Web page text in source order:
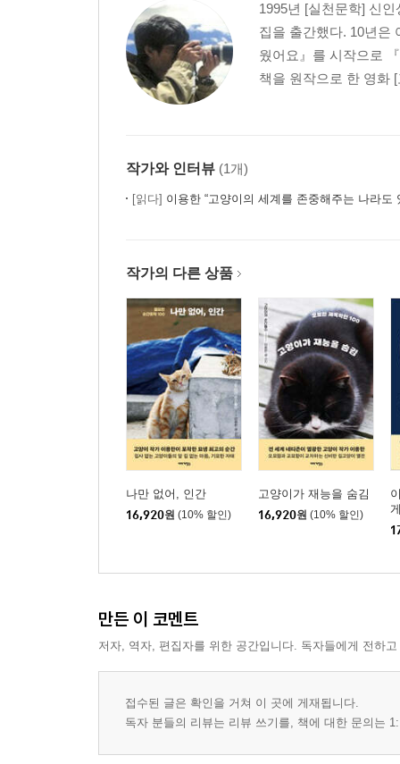
1995년 [실천문학] 신
집을 출간했다. 10년은
웠어요』를 시작으로
책을 원작으로 한 영화
작가와 인터뷰 (1개)
[읽다] 이용한 “고양이의 세계를 존중해주는 나라도
작가의 다른 상품
나만 없어, 인간
16,920원 (10% 할인)
고양이가 재능을 숨김
16,920원 (10% 할인)
만든 이 코멘트
저자, 역자, 편집자를 위한 공간입니다. 독자들에게 전하
접수된 글은 확인을 거쳐 이 곳에 게재됩니다.
독자 분들의 리뷰는 리뷰 쓰기를, 책에 대한 문의는